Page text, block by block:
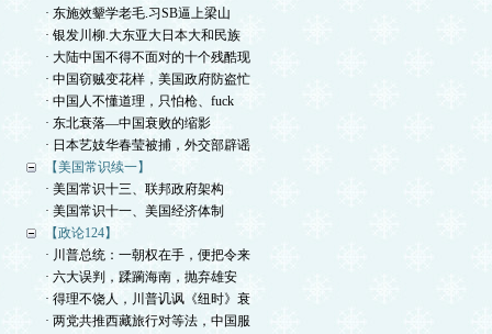
· 东施效颦学老毛.习SB逼上梁山
· 银发川柳.大东亚大日本大和民族
· 大陆中国不得不面对的十个残酷现
· 中国窃贼变花样，美国政府防盗忙
· 中国人不懂道理，只怕枪、fuck
· 东北衰落—中国衰败的缩影
· 日本艺妓华春莹被捕，外交部辟谣
【美国常识续一】
· 美国常识十三、联邦政府架构
· 美国常识十一、美国经济体制
【政论124】
· 川普总统：一朝权在手，便把令来
· 六大误判，蹂躏海南，抛弃雄安
· 得理不饶人，川普讥讽《纽时》衰
· 两党共推西藏旅行对等法，中国服